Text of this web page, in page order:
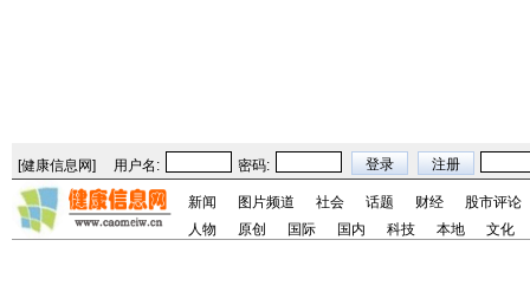
[健康信息网] 用户名: 密码:
新闻 图片频道 社会 话题 财经
股市评论
人物
原创 国际 国内 科技 本地 文化